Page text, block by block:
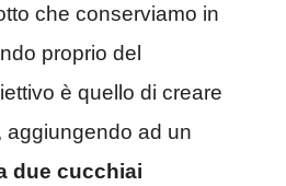
che conserviamo in
proprio del
è quello di creare
aggiungendo ad un
due cucchiai